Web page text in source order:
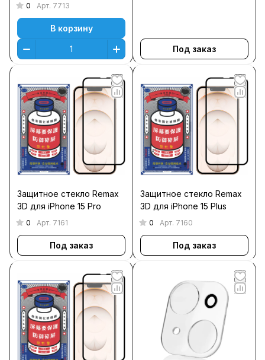
0 Арт. 7713
В корзину
Под заказ
Защитное стекло Remax
3D для iPhone 15 Pro
0 Арт. 7161
Под заказ
Защитное стекло Remax
3D для iPhone 15 Plus
0 Арт. 7160
Под заказ